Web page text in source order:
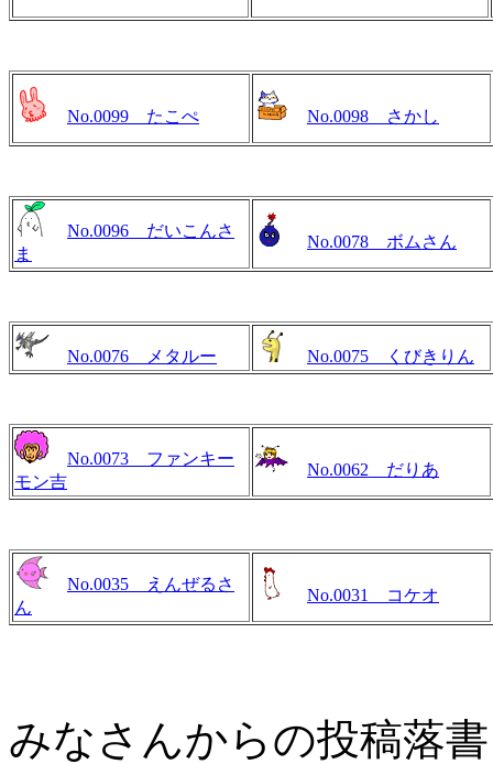
No.0099 たこぺ No.0098 さかし
No.0096 だいこんさ
ま
No.0078 ボムさん
No.0076 メタルー No.0075 くびきりん
No.0073 ファンキー
モン吉
No.0062 だりあ
No.0035 えんぜるさ
ん
No.0031 コケオ
みなさんからの投稿落